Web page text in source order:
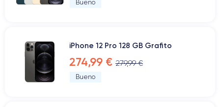
Bueno
iPhone 12 Pro 128 GB Grafito
274,99 € 279,99 €
Bueno